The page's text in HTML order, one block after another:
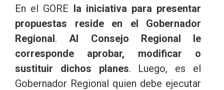
En el GORE la iniciativa para presentar
propuestas reside en el Gobernador
Regional. Al Consejo Regional le
corresponde aprobar, modificar o
sustituir dichos planes. Luego, es el
Gobernador Regional quien debe ejecutar